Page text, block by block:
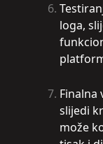
loga,
Finalna
slijedi
može